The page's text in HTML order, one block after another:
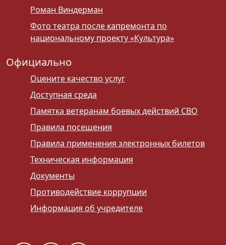
Роман Виндерман
Фото театра после капремонта по
национальному проекту «Культура»
Официально
Оцените качество услуг
Доступная среда
Памятка ветеранам боевых действий СВО
Правила посещения
Правила применения электронных билетов
Техническая информация
Документы
Противодействие коррупции
Информация об учредителе